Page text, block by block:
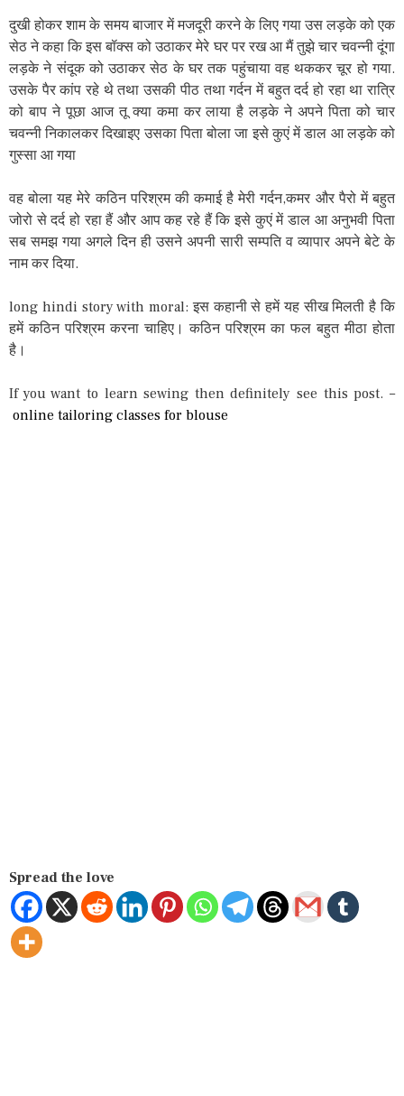
दुखी होकर शाम के समय बाजार में मजदूरी करने के लिए गया उस लड़के को एक
सेठ ने कहा कि इस बॉक्स को उठाकर मेरे घर पर रख आ मैं तुझे चार चवन्नी दूंगा
लड़के ने संदूक को उठाकर सेठ के घर तक पहुंचाया वह थककर चूर हो गया.
उसके पैर कांप रहे थे तथा उसकी पीठ तथा गर्दन में बहुत दर्द हो रहा था रात्रि
को बाप ने पूछा आज तू क्या कमा कर लाया है लड़के ने अपने पिता को चार
चवन्नी निकालकर दिखाइए उसका पिता बोला जा इसे कुएं में डाल आ लड़के को
गुस्सा आ गया
वह बोला यह मेरे कठिन परिश्रम की कमाई है मेरी गर्दन,कमर और पैरो में बहुत
जोरो से दर्द हो रहा हैं और आप कह रहे हैं कि इसे कुएं में डाल आ अनुभवी पिता
सब समझ गया अगले दिन ही उसने अपनी सारी सम्पति व व्यापार अपने बेटे के
नाम कर दिया.
long hindi story with moral: इस कहानी से हमें यह सीख मिलती है कि
हमें कठिन परिश्रम करना चाहिए। कठिन परिश्रम का फल बहुत मीठा होता
है।
If you want to learn sewing then definitely see this post. –
online tailoring classes for blouse
Spread the love